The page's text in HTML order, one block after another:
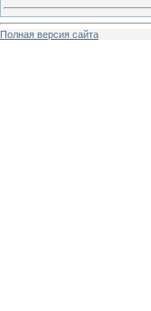
Полная версия сайта